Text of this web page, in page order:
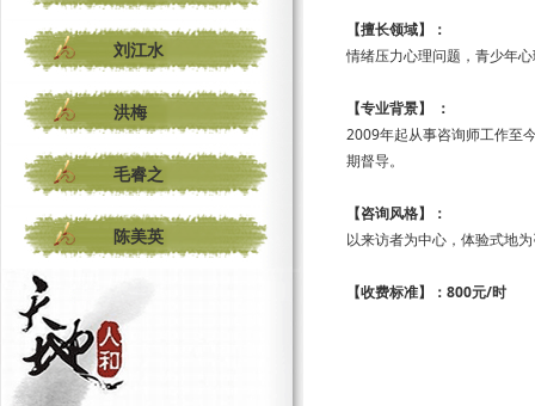
刘江水
洪梅
毛睿之
陈美英
【擅长领域】：
情绪压力心理问题，青少年
【专业背景】 ：
2009年起从事咨询师工作至
期督导。
【咨询风格】：
以来访者为中心，体验式地
【收费标准】：800元/时